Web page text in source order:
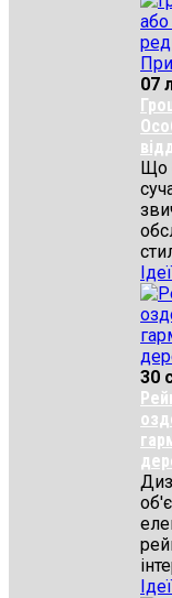
07
Що
30